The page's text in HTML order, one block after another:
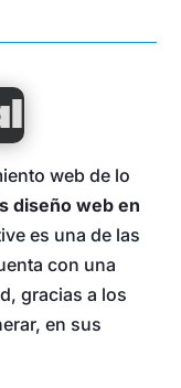
web de lo
diseño web en
es una de las
con una
gracias a los
en sus